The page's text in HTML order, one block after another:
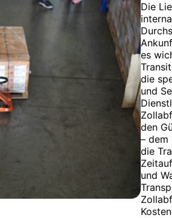
Die
es
die
und
den
–
die
und